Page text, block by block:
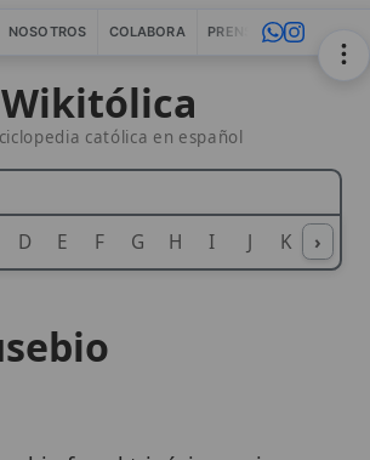
NOSOTROS COLABORA PRENSA WEBMASTERS
Wikitólica
católica en español
D E F G H I J K L M
›